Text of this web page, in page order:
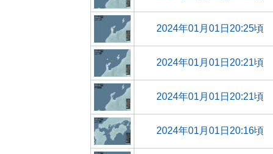
2024年01月01日20:25頃
2024年01月01日20:21頃
2024年01月01日20:21頃
2024年01月01日20:16頃